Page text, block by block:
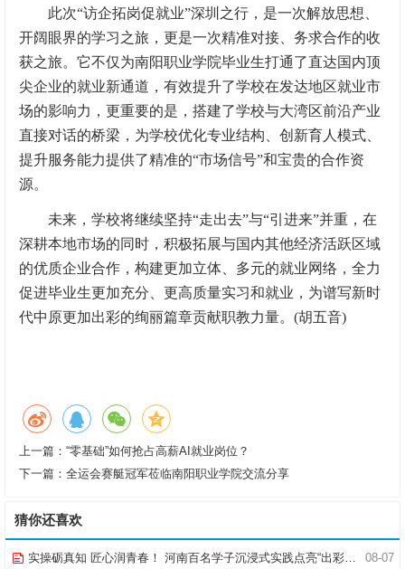
此次“访企拓岗促就业”深圳之行，是一次解放思想、
开阔眼界的学习之旅，更是一次精准对接、务求合作的收
获之旅。它不仅为南阳职业学院毕业生打通了直达国内顶
尖企业的就业新通道，有效提升了学校在发达地区就业市
场的影响力，更重要的是，搭建了学校与大湾区前沿产业
直接对话的桥梁，为学校优化专业结构、创新育人模式、
提升服务能力提供了精准的“市场信号”和宝贵的合作资
源。
未来，学校将继续坚持“走出去”与“引进来”并重，在
深耕本地市场的同时，积极拓展与国内其他经济活跃区域
的优质企业合作，构建更加立体、多元的就业网络，全力
促进毕业生更加充分、更高质量实习和就业，为谱写新时
代中原更加出彩的绚丽篇章贡献职教力量。(胡五音)
上一篇： “零基础”如何抢占高薪AI就业岗位？
下一篇： 全运会赛艇冠军莅临南阳职业学院交流分享
猜你还喜欢
08-07
实操砺真知 匠心润青春！ 河南百名学子沉浸式实践点亮“出彩中原”实践路